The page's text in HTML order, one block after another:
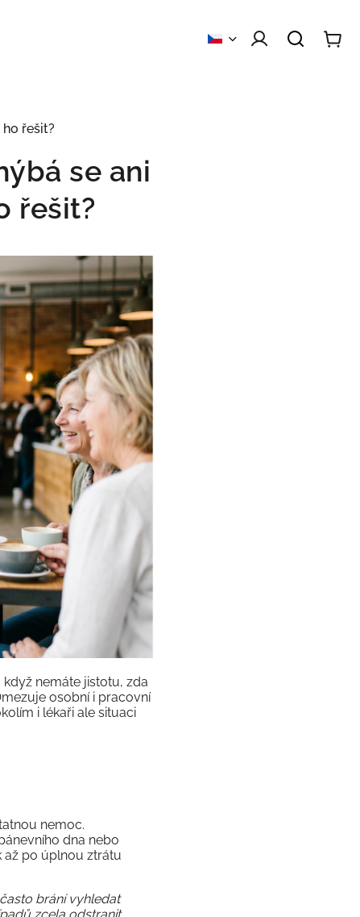
řešit?
se ani
řešit?
nemáte jistotu, zda
osobní i pracovní
i lékaři ale situaci
nemoc.
dna nebo
až po úplnou ztrátu
brání vyhledat
zcela odstranit